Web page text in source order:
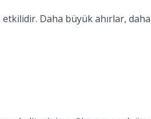
Daha büyük ahırlar,